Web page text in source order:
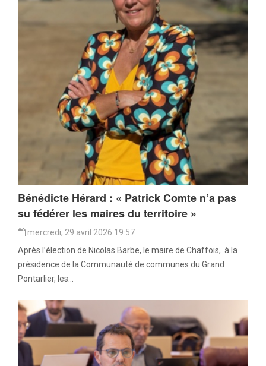
Bénédicte Hérard : « Patrick Comte n’a pas
su fédérer les maires du territoire »
mercredi, 29 avril 2026 19:57
Après l’élection de Nicolas Barbe, le maire de Chaffois, à la
présidence de la Communauté de communes du Grand
Pontarlier, les...